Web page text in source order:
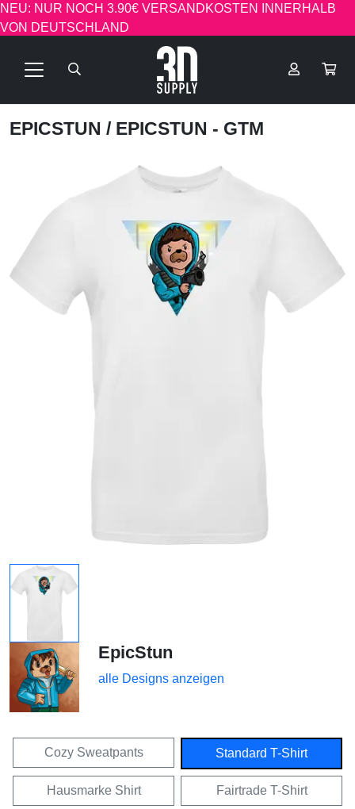
NEU: NUR NOCH 3.90€ VERSANDKOSTEN INNERHALB
VON DEUTSCHLAND
EPICSTUN / EPICSTUN - GTM
EpicStun
alle Designs anzeigen
Cozy Sweatpants Standard T-Shirt
Hausmarke Shirt Fairtrade T-Shirt